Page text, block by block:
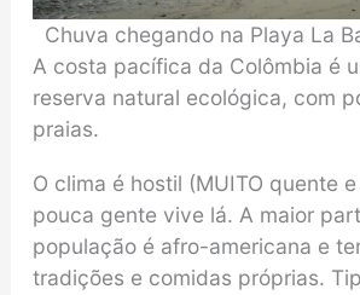
Chuva chegando na Playa La
A costa pacífica da Colômbia é
reserva natural ecológica, com
praias.
O clima é hostil (MUITO quente
pouca gente vive lá. A maior
população é afro-americana e
tradições e comidas próprias.